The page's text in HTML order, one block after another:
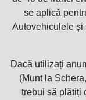
se aplică
Autovehiculele și
Dacă utilizați
(Munt la
trebui să plătiți